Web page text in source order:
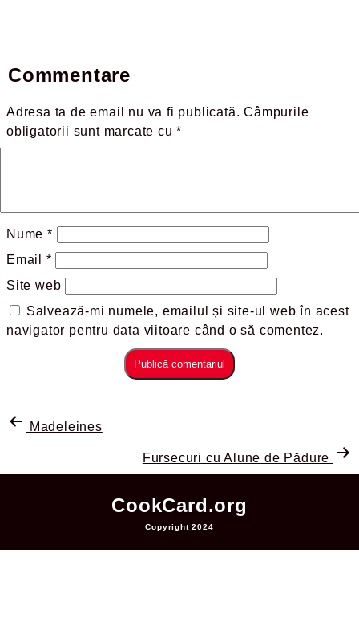
Commentare
Adresa ta de email nu va fi publicată. Câmpurile
obligatorii sunt marcate cu*
Nume *
Email *
Site web
Salvează-mi numele, emailul și site-ul web în acest
navigator pentru data viitoare când o să comentez.
Madeleines
Fursecuri cu Alune de Pădure
CookCard.org
Copyright 2024